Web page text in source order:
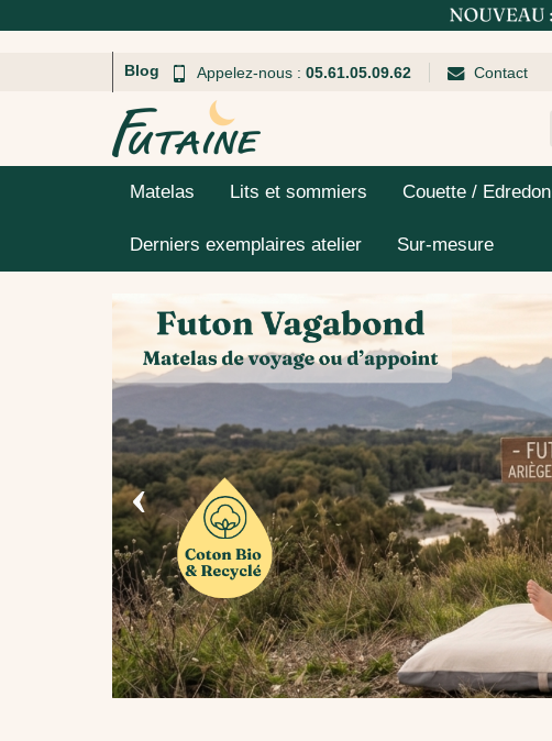
Blog Appelez-nous : 05.61.05.09.62 Contact
Matelas Lits et sommiers Couette / Edredon
Derniers exemplaires atelier Sur-mesure
‹